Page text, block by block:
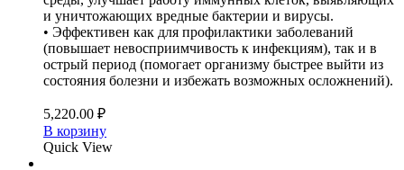
и уничтожающих вредные бактерии и вирусы.
• Эффективен как для профилактики заболеваний
(повышает невосприимчивость к инфекциям), так и в
острый период (помогает организму быстрее выйти из
состояния болезни и избежать возможных осложнений).
5,220.00 ₽
В корзину
Quick View